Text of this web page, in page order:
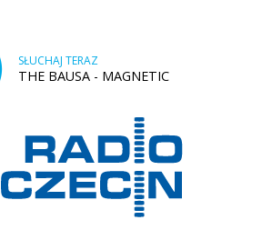
SŁUCHAJ TERAZ
THE BAUSA - MAGNETIC